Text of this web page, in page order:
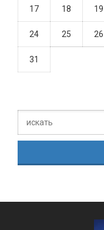
17 18 19
24 25 26
31